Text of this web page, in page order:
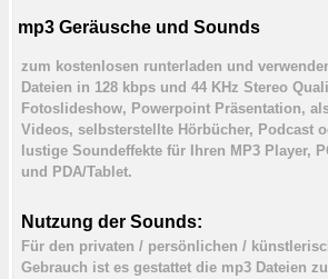
mp3 Geräusche und Sounds
zum kostenlosen runterladen und
Dateien in 128 kbps und 44 KHz Stereo
Fotoslideshow, Powerpoint Präsentation,
Videos, selbsterstellte Hörbücher, Podcast
lustige Soundeffekte für Ihren MP3 Player,
und PDA/Tablet.
Nutzung der Sounds:
Für den privaten / persönlichen /
Gebrauch ist es gestattet die mp3 Dateien